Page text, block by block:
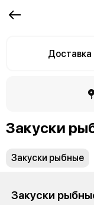
Доставка
Закуски
Закуски рыбные
Закуски